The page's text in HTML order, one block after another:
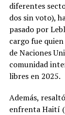
diferentes
dos sin voto),
pasado por
cargo fue
de Naciones
comunidad
libres en 2025.
Además,
enfrenta Haití